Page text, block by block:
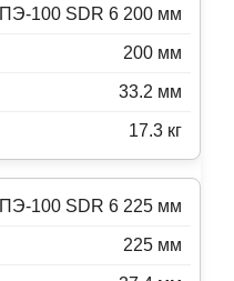
ПЭ-100 SDR 6 200 мм
200 мм
33.2 мм
17.3 кг
ПЭ-100 SDR 6 225 мм
225 мм